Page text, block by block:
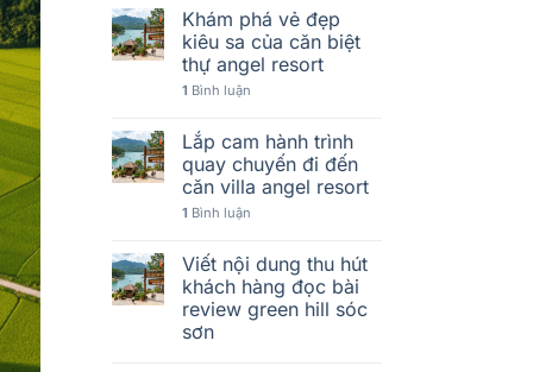
Khám phá vẻ đẹp
kiêu sa của căn biệt
thự angel resort
1 Bình luận
Lắp cam hành trình
quay chuyến đi đến
căn villa angel resort
1 Bình luận
Viết nội dung thu hút
khách hàng đọc bài
review green hill sóc
sơn